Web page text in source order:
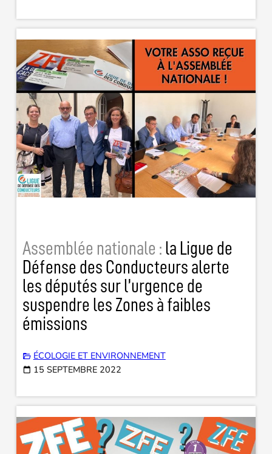
Assemblée nationale : la Ligue de
Défense des Conducteurs alerte
les députés sur l’urgence de
suspendre les Zones à faibles
émissions
ÉCOLOGIE ET ENVIRONNEMENT
15 SEPTEMBRE 2022